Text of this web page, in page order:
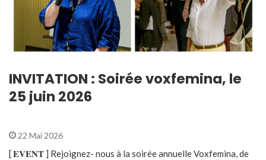
INVITATION : Soirée voxfemina, le
25 juin 2026
22 Mai 2026
[ 𝐄𝐕𝐄𝐍𝐓 ] Rejoignez- nous à la soirée annuelle Voxfemina, de